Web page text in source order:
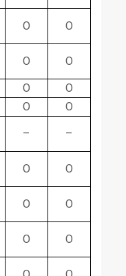
O O
O O
O
O
O
O
– –
O O
O O
O O